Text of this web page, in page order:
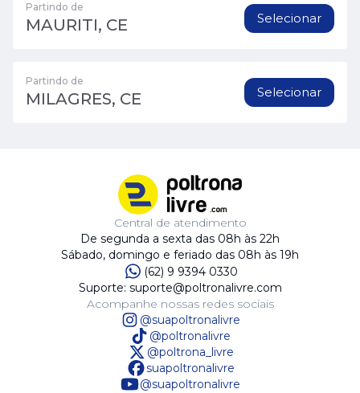
Partindo de
MAURITI, CE Selecionar
Partindo de
MILAGRES, CE Selecionar
Central de atendimento
De segunda a sexta das 08h às 22h
Sábado, domingo e feriado das 08h às 19h
(62) 9 9394 0330
Suporte: suporte@poltronalivre.com
Acompanhe nossas redes sociais
@suapoltronalivre
@poltronalivre
@poltrona_livre
suapoltronalivre
@suapoltronalivre